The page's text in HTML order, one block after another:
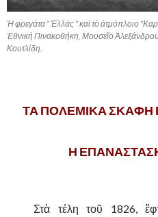
Ἡ φρεγάτα ” Ἑλλάς ” καὶ τὸ ἀτμόπλοιο
Ἐθνική Πινακοθήκη, Μουσεῖο
Κουτλίδη.
ΤΑ ΠΟΛΕΜΙΚΑ ΣΚΑΦΗ
Η
Στὰ τέλη τοῦ 1826,